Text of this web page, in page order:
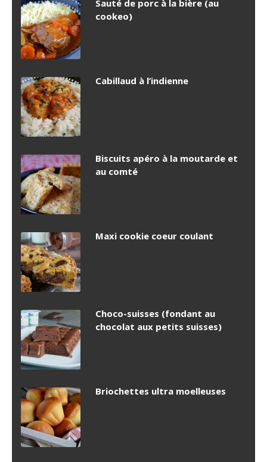
Sauté de porc à la bière (au
cookeo)
Cabillaud à l’indienne
Biscuits apéro à la moutarde et
au comté
Maxi cookie coeur coulant
Choco-suisses (fondant au
chocolat aux petits suisses)
Briochettes ultra moelleuses